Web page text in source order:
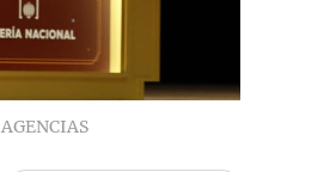
AGENCIAS